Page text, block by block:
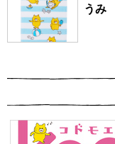
うみ